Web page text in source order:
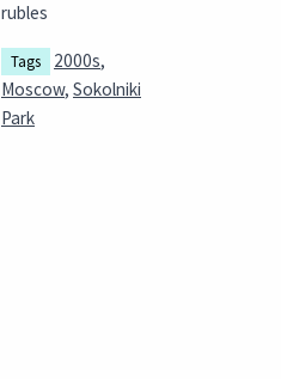
rubles
Tags 2000s,
Moscow, Sokolniki
Park